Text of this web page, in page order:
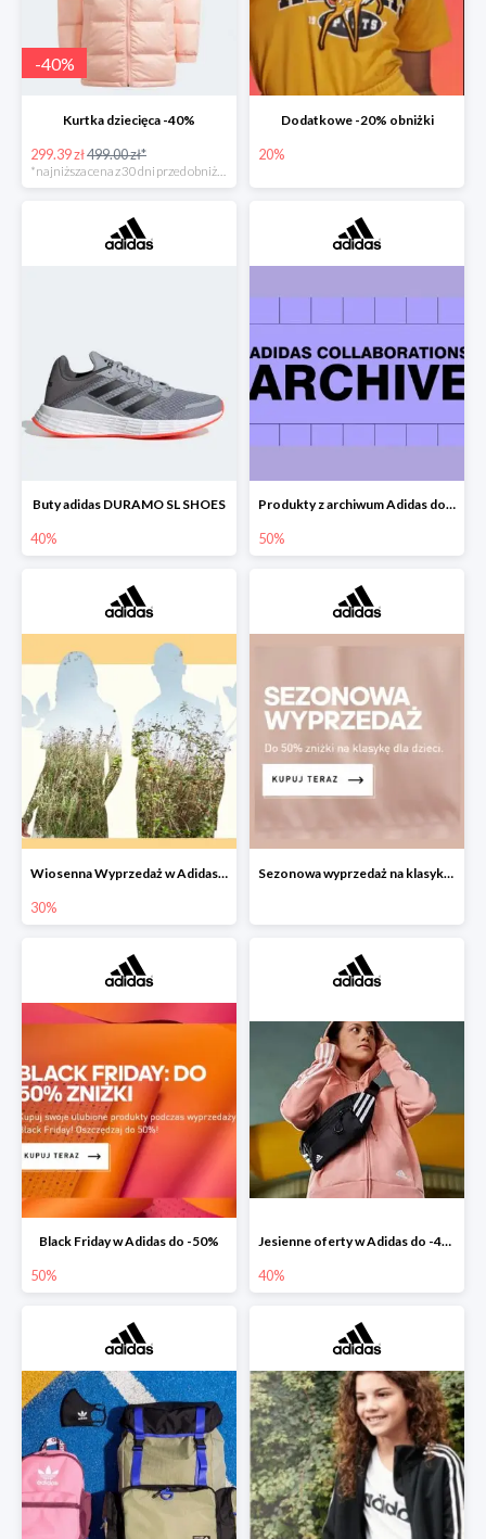
-40%
Kurtka dziecięca -40%
299.39 zł499.00 zł*
Dodatkowe -20% obniżki
20%
Buty adidas DURAMO SL SHOES
40%
Produkty z archiwum Adidas do -50%
50%
Wiosenna Wyprzedaż w Adidas -30% na wybrane produkty
30%
Sezonowa wyprzedaż na klasykę dla dzieci w Adidas do -50%
Black Friday w Adidas do -50%
50%
Jesienne oferty w Adidas do -40%
40%